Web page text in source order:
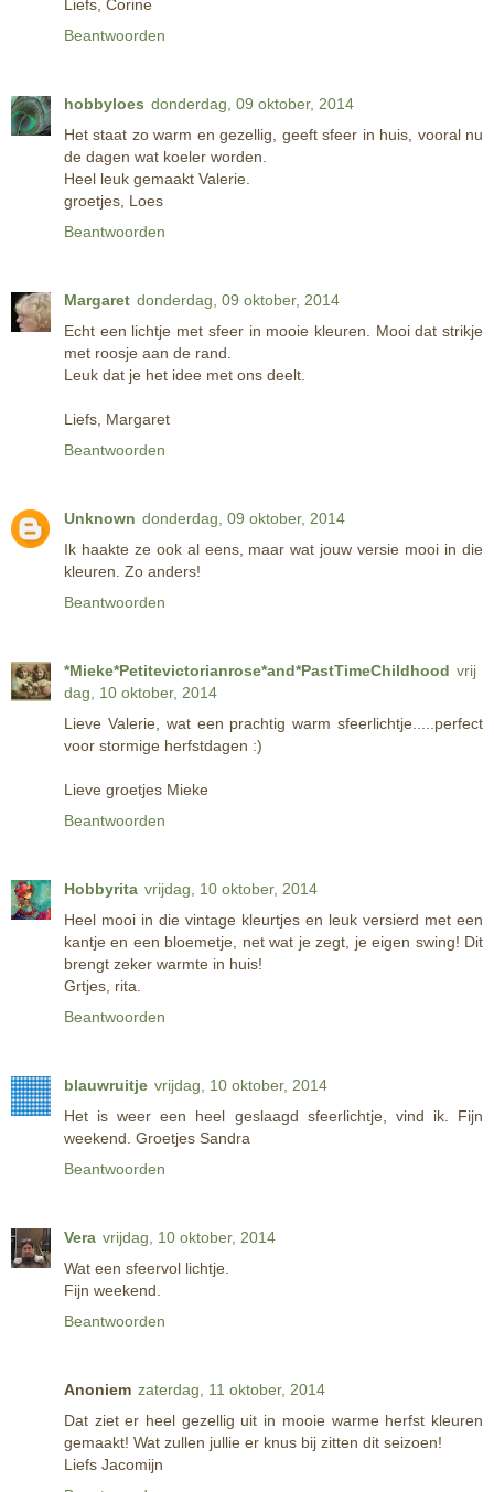
Liefs, Corine
Beantwoorden
hobbyloes donderdag, 09 oktober, 2014
Het staat zo warm en gezellig, geeft sfeer in huis, vooral nu
de dagen wat koeler worden.
Heel leuk gemaakt Valerie.
groetjes, Loes
Beantwoorden
Margaret donderdag, 09 oktober, 2014
Echt een lichtje met sfeer in mooie kleuren. Mooi dat strikje
met roosje aan de rand.
Leuk dat je het idee met ons deelt.
Liefs, Margaret
Beantwoorden
Unknown donderdag, 09 oktober, 2014
Ik haakte ze ook al eens, maar wat jouw versie mooi in die
kleuren. Zo anders!
Beantwoorden
*Mieke*Petitevictorianrose*and*PastTimeChildhood vrij
dag, 10 oktober, 2014
Lieve Valerie, wat een prachtig warm sfeerlichtje.....perfect
voor stormige herfstdagen :)
Lieve groetjes Mieke
Beantwoorden
Hobbyrita vrijdag, 10 oktober, 2014
Heel mooi in die vintage kleurtjes en leuk versierd met een
kantje en een bloemetje, net wat je zegt, je eigen swing! Dit
brengt zeker warmte in huis!
Grtjes, rita.
Beantwoorden
blauwruitje vrijdag, 10 oktober, 2014
Het is weer een heel geslaagd sfeerlichtje, vind ik. Fijn
weekend. Groetjes Sandra
Beantwoorden
Vera vrijdag, 10 oktober, 2014
Wat een sfeervol lichtje.
Fijn weekend.
Beantwoorden
Anoniem zaterdag, 11 oktober, 2014
Dat ziet er heel gezellig uit in mooie warme herfst kleuren
gemaakt! Wat zullen jullie er knus bij zitten dit seizoen!
Liefs Jacomijn